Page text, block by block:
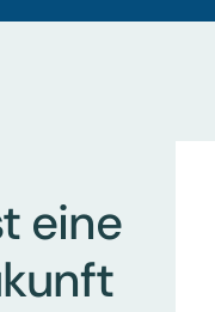
eine